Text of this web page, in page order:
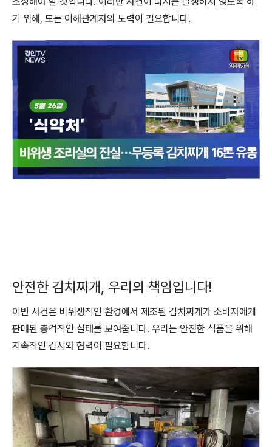
기 위해, 모든 이해관계자의 노력이 필요합니다.
안전한 김치찌개, 우리의 책임입니다!
이번 사건은 비위생적인 환경에서 제조된 김치찌개가 소비자에게
판매된 충격적인 실태를 보여줍니다. 우리는 안전한 식품을 위해
지속적인 감시와 협력이 필요합니다.